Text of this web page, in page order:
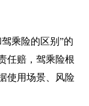
乘险的区别”的
任赔，驾乘险根
使用场景、风险